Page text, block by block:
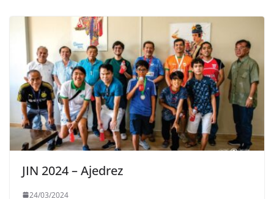
JIN 2024 – Ajedrez
24/03/2024